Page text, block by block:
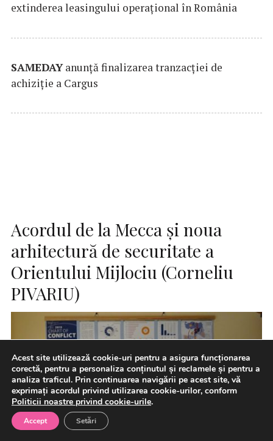
extinderea leasingului operațional în România
SAMEDAYanunță finalizarea tranzacției de
achiziție a Cargus
Acordul de la Mecca și noua
arhitectură de securitate a
Orientului Mijlociu (Corneliu
PIVARIU)
Acest site utilizează cookie-uri pentru a asigura funcționarea
corectă, pentru a personaliza conținutul și reclamele și pentru a
analiza traficul. Prin continuarea navigării pe acest site, vă
exprimați acordul privind utilizarea cookie-urilor, conform
Politicii noastre privind cookie-urile.
Accept Setări